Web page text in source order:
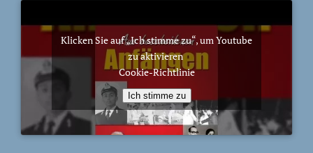
Klicken Sie auf „Ich stimme zu“, um Youtube
zu aktivieren
Cookie-Richtlinie
Ich stimme zu